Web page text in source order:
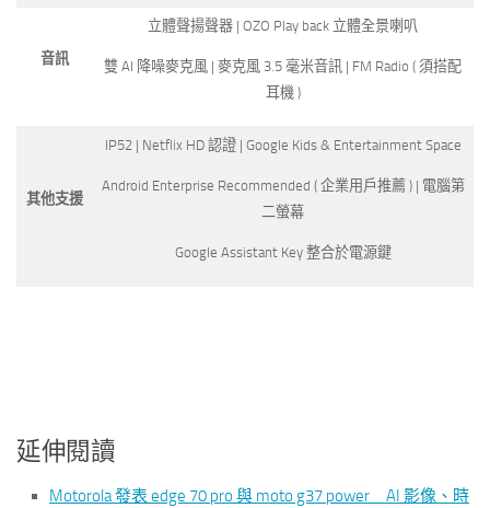
音訊
立體聲揚聲器 | OZO Play back 立體全景喇叭
雙 AI 降噪麥克風 | 麥克風 3.5 毫米音訊 | FM Radio ( 須搭配
耳機 )
其他支援
IP52 | Netflix HD 認證 | Google Kids & Entertainment Space
Android Enterprise Recommended ( 企業用戶推薦 ) | 電腦第
二螢幕
Google Assistant Key 整合於電源鍵
延伸閱讀
Motorola 發表 edge 70 pro 與 moto g37 power AI 影像、時